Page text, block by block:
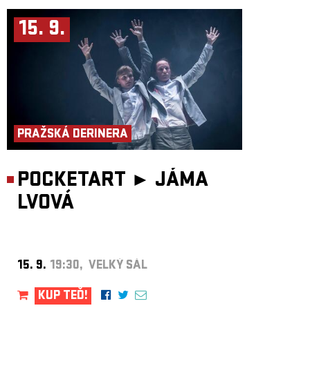
15. 9.
PRAŽSKÁ DERINERA
POCKETART ► JÁMA
LVOVÁ
15. 9. 19:30, VELKÝ SÁL
KUP TEĎ!